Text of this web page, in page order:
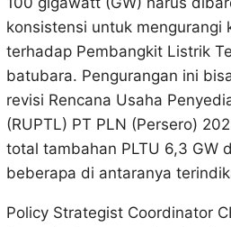
konsistensi untuk mengurangi
terhadap Pembangkit Listrik
batubara. Pengurangan ini
revisi Rencana Usaha
(RUPTL) PT PLN (Persero)
total tambahan PLTU 6,3 GW
beberapa di antaranya
Policy Strategist Coordinator